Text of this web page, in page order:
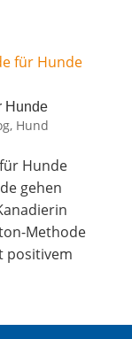
Hunde
, Hund
Hunde
gehen
Metho­de
posi­ti­vem